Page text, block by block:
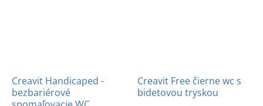
Creavit Handicaped -
bezbariérové
Creavit Free čierne wc s
bidetovou tryskou